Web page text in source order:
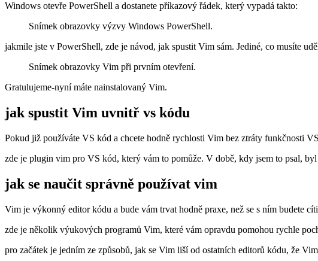
Windows otevře PowerShell a dostanete příkazový řádek, který vypadá takto:
Snímek obrazovky výzvy Windows PowerShell.
jakmile jste v PowerShell, zde je návod, jak spustit Vim sám. Jediné, co musíte
Snímek obrazovky Vim při prvním otevření.
Gratulujeme-nyní máte nainstalovaný Vim.
jak spustit Vim uvnitř vs kódu
Pokud již používáte VS kód a chcete hodně rychlosti Vim bez ztráty funkčnosti
zde je plugin vim pro VS kód, který vám to pomůže. V době, kdy jsem to psal,
jak se naučit správně používat vim
Vim je výkonný editor kódu a bude vám trvat hodně praxe, než se s ním budete
zde je několik výukových programů Vim, které vám opravdu pomohou rychle
pro začátek je jedním ze způsobů, jak se Vim liší od ostatních editorů kódu, že